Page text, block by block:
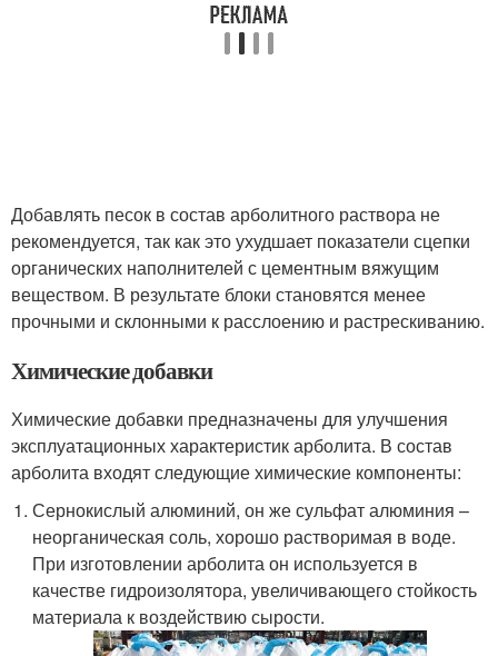
Добавлять песок в состав арболитного раствора не
рекомендуется, так как это ухудшает показатели сцепки
органических наполнителей с цементным вяжущим
веществом. В результате блоки становятся менее
прочными и склонными к расслоению и растрескиванию.
Химические добавки
Химические добавки предназначены для улучшения
эксплуатационных характеристик арболита. В состав
арболита входят следующие химические компоненты:
Сернокислый алюминий, он же сульфат алюминия –
неорганическая соль, хорошо растворимая в воде.
При изготовлении арболита он используется в
качестве гидроизолятора, увеличивающего стойкость
материала к воздействию сырости.